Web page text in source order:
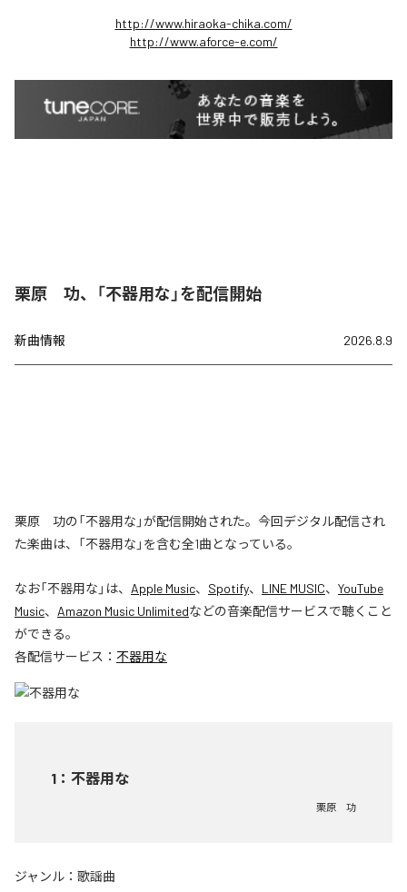
http://www.hiraoka-chika.com/
http://www.aforce-e.com/
栗原 功、「不器用な」を配信開始
新曲情報 2026.8.9
栗原 功の「不器用な」が配信開始された。今回デジタル配信され
た楽曲は、「不器用な」を含む全1曲となっている。
なお「不器用な 」は、 Apple Music、 Spotify、 LINE MUSIC、 YouTube
Music、 Amazon Music Unlimitedなどの音楽配信サービスで聴くこと
ができる。
各配信サービス： 不器用な
1 ： 不器用な
栗原 功
ジャンル： 歌謡曲